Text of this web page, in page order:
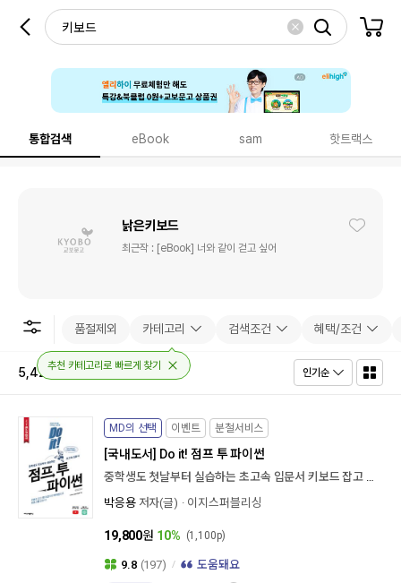
통합검색 eBook sam 핫트랙스
낡은키보드
최근작 : [eBook] 너와 같이 걷고 싶어
품절제외 카테고리
추천 카테고리로 빠르게 찾기
검색조건 혜택/조건
5,424 건 인기순
MD의 선택 이벤트 분철서비스
[국내도서] Do it! 점프 투 파이썬
중학생도 첫날부터 실습하는 초고속 입문서 키보드 잡고 한 시간이면 파이썬으로 프로그램 만든다! (Do it! 시리즈)
박응용 저자(글) 이지스퍼블리싱
19,800원 10% (1,100p)
9.8 (197) 도움돼요